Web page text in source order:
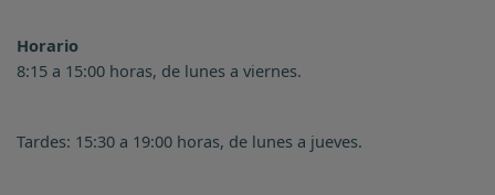
Horario
8:15 a 15:00 horas, de lunes a viernes.
Tardes: 15:30 a 19:00 horas, de lunes a jueves.